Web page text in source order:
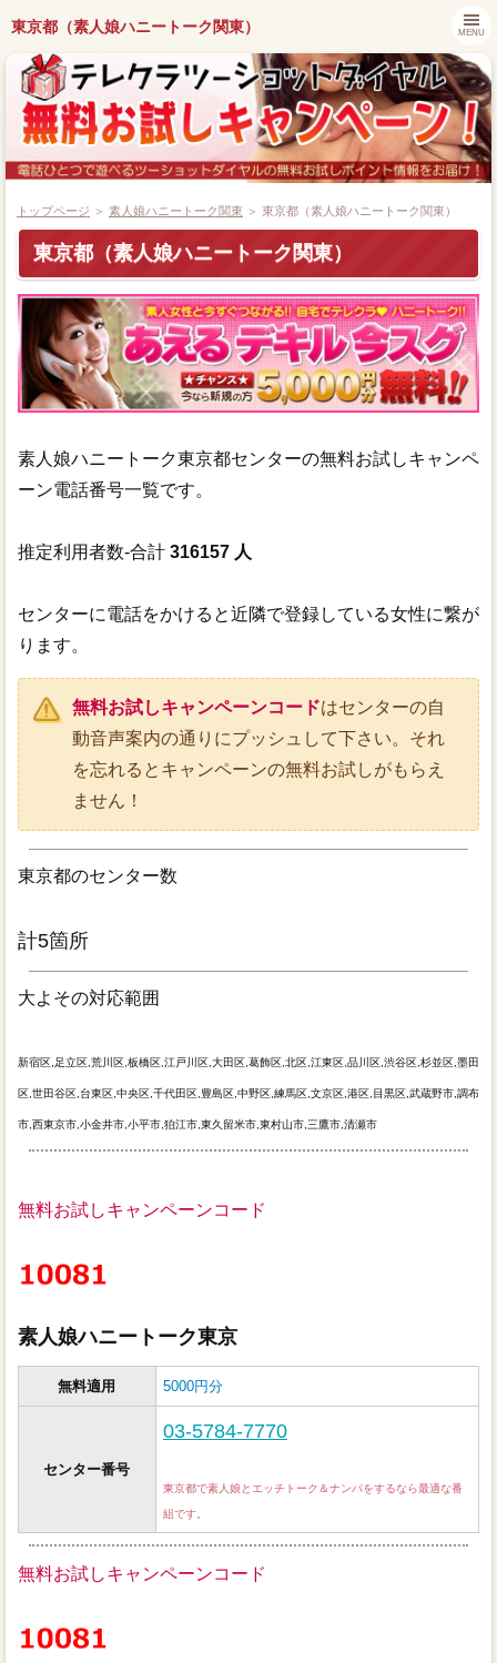
東京都（素人娘ハニートーク関東） MENU
都道府県別キャンペーン情報
ツーショットダイヤル番組紹介
アプリでツーショットダイヤル
ツーショット関連ニュース
トップページ ＞ 素人娘ハニートーク関東 ＞ 東京都（素人娘ハニートーク関東）
東京都（素人娘ハニートーク関東）
素人娘ハニートーク東京都センターの無料お試しキャンペ
ーン電話番号一覧です。
推定利用者数-合計 316157 人
センターに電話をかけると近隣で登録している女性に繋が
ります。
無料お試しキャンペーンコードはセンターの自
動音声案内の通りにプッシュして下さい。それ
を忘れるとキャンペーンの無料お試しがもらえ
ません！
東京都のセンター数
計5箇所
大よその対応範囲
新宿区,足立区,荒川区,板橋区,江戸川区,大田区,葛飾区,北区,江東区,品川区,渋谷区,杉並区,墨田
区,世田谷区,台東区,中央区,千代田区,豊島区,中野区,練馬区,文京区,港区,目黒区,武蔵野市,調布
市,西東京市,小金井市,小平市,狛江市,東久留米市,東村山市,三鷹市,清瀬市
無料お試しキャンペーンコード
素人娘ハニートーク東京
無料適用 5000円分
センター番号
03-5784-7770
東京都で素人娘とエッチトーク＆ナンパをするなら最適な番
組です。
無料お試しキャンペーンコード